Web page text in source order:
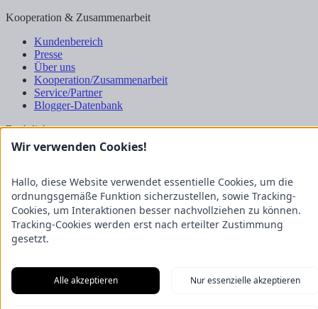
Kooperation & Zusammenarbeit
Kundenbereich
Presse
Über uns
Kooperation/Zusammenarbeit
Service/Partner
Blogger-Datenbank
Rechtliches
Impressum
Nutzungsbestimmungen
Genuss Club
Wir verwenden Cookies!
Hallo, diese Website verwendet essentielle Cookies, um die
ordnungsgemäße Funktion sicherzustellen, sowie Tracking-
Cookies, um Interaktionen besser nachvollziehen zu können.
Tracking-Cookies werden erst nach erteilter Zustimmung
gesetzt.
Alle akzeptieren Nur essenzielle akzeptieren